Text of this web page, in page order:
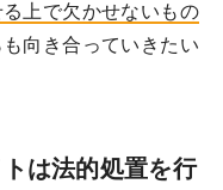
上で欠かせないもの
向き合っていきたい
は法的処置を行